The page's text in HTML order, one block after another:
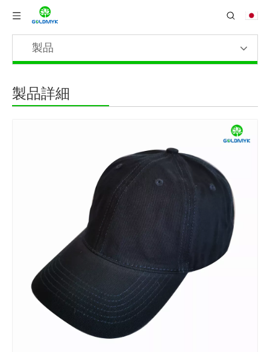
製品
製品詳細